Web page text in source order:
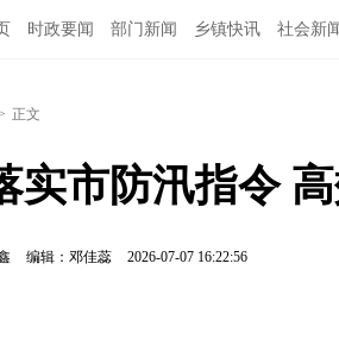
时政要闻 部门新闻 乡镇快讯 社会新
正文
实市防汛指令
编辑：邓佳蕊 2026-07-07 16:22:56